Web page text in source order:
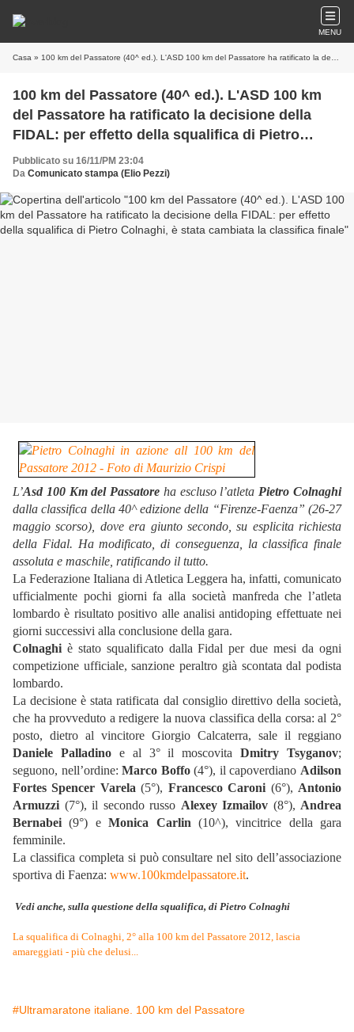
MENU
Casa » 100 km del Passatore (40^ ed.). L'ASD 100 km del Passatore ha ratificato la decisione della FIDAL: per effetto della squalifica di Pietro Colnaghi, è stata cambiata la classifica finale
100 km del Passatore (40^ ed.). L'ASD 100 km
del Passatore ha ratificato la decisione della
FIDAL: per effetto della squalifica di Pietro
Colnaghi, è stata cambiata la classifica finale
Pubblicato su 16/11/PM 23:04
Da Comunicato stampa (Elio Pezzi)
L’Asd 100 Km del Passatore ha escluso l’atleta Pietro Colnaghi
dalla classifica della 40^ edizione della “Firenze-Faenza” (26-27
maggio scorso), dove era giunto secondo, su esplicita richiesta
della Fidal. Ha modificato, di conseguenza, la classifica finale
assoluta e maschile, ratificando il tutto.
La Federazione Italiana di Atletica Leggera ha, infatti, comunicato
ufficialmente pochi giorni fa alla società manfreda che l’atleta
lombardo è risultato positivo alle analisi antidoping effettuate nei
giorni successivi alla conclusione della gara.
Colnaghi è stato squalificato dalla Fidal per due mesi da ogni
competizione ufficiale, sanzione peraltro già scontata dal podista
lombardo.
La decisione è stata ratificata dal consiglio direttivo della società,
che ha provveduto a redigere la nuova classifica della corsa: al 2°
posto, dietro al vincitore Giorgio Calcaterra, sale il reggiano
Daniele Palladinoe al 3° il moscovitaDmitry Tsyganov;
seguono, nell’ordine:Marco Boffo(4°), il capoverdiano Adilson
Fortes Spencer Varela (5°), Francesco Caroni (6°), Antonio
Armuzzi (7°), il secondo russo Alexey Izmailov (8°), Andrea
Bernabei (9°) eMonica Carlin (10^), vincitrice della gara
femminile.
La classifica completa si può consultare nel sito dell’associazione
sportiva di Faenza: www.100kmdelpassatore.it.
Vedi anche, sulla questione della squalifica, di Pietro Colnaghi
La squalifica di Colnaghi, 2° alla 100 km del Passatore 2012, lascia
amareggiati - più che delusi...
#Ultramaratone italiane. 100 km del Passatore